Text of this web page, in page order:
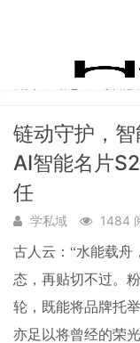
链动守护，
AI智能名片
任
学私域 1484
古人云： “水能载舟
态，再贴切不过。
轮，既能将品牌托
亦足以将曾经的荣光